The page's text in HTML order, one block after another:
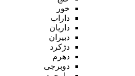
خور
داراب
داریان
دبیران
دژکرد
دهرم
دوبرجی